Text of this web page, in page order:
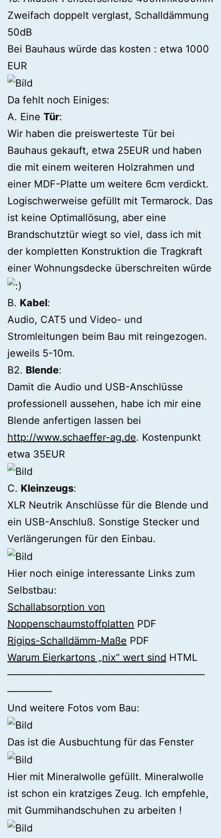
Zweifach doppelt verglast, Schalldämmung
50dB
Bei Bauhaus würde das kosten : etwa 1000
EUR
Da fehlt noch Einiges:
A. Eine Tür:
Wir haben die preiswerteste Tür bei
Bauhaus gekauft, etwa 25EUR und haben
die mit einem weiteren Holzrahmen und
einer MDF-Platte um weitere 6cm verdickt.
Logischwerweise gefüllt mit Termarock. Das
ist keine Optimallösung, aber eine
Brandschutztür wiegt so viel, dass ich mit
der kompletten Konstruktion die Tragkraft
einer Wohnungsdecke überschreiten würde
B. Kabel:
Audio, CAT5 und Video- und
Stromleitungen beim Bau mit reingezogen.
jeweils 5-10m.
B2. Blende:
Damit die Audio und USB-Anschlüsse
professionell aussehen, habe ich mir eine
Blende anfertigen lassen bei
http://www.schaeffer-ag.de. Kostenpunkt
etwa 35EUR
C. Kleinzeugs:
XLR Neutrik Anschlüsse für die Blende und
ein USB-Anschluß. Sonstige Stecker und
Verlängerungen für den Einbau.
Hier noch einige interessante Links zum
Selbstbau:
Schallabsorption von
Noppenschaumstoffplatten PDF
Rigips-Schalldämm-Maße PDF
Warum Eierkartons „nix“ wert sind HTML
————————————————————
————–
Und weitere Fotos vom Bau:
Das ist die Ausbuchtung für das Fenster
Hier mit Mineralwolle gefüllt. Mineralwolle
ist schon ein kratziges Zeug. Ich empfehle,
mit Gummihandschuhen zu arbeiten !